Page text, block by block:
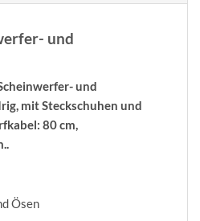
und
und
mit Steckschuhen und
80 cm,
Ösen